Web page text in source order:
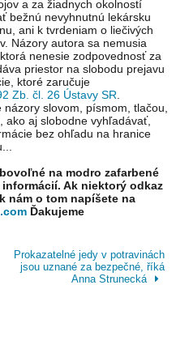
a za žiadnych okolností
bežnú nevyhnutnú lekársku
ani k tvrdeniam o liečivých
Názory autora sa nemusia
nenesie zodpovednosť za
priestor na slobodu prejavu
ktoré zaručuje
Zb. čl. 26 Ústavy SR
názory slovom, písmom, tlačou,
ako aj slobodne vyhľadávať,
bez ohľadu na hranice
na modro zafarbené
Ak niektorý odkaz
nám o tom napíšete na
Ďakujeme
Prokazatelné jedy v potravinách
jsou uznané za bezpečné, říká
Anna Strunecká